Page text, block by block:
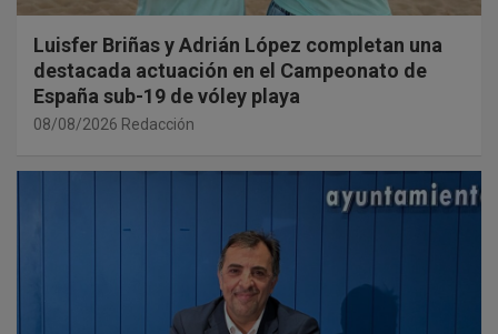
Luisfer Briñas y Adrián López completan una
destacada actuación en el Campeonato de
España sub-19 de vóley playa
08/08/2026 Redacción